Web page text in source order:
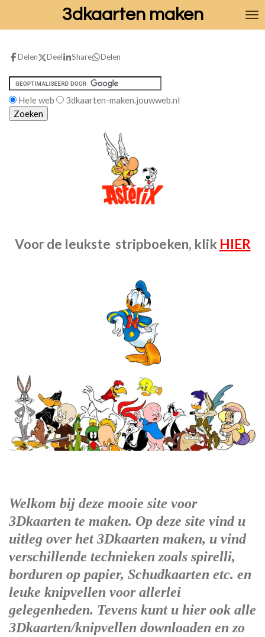
de
hoofdinhoud
3dkaarten maken
Delen Deel Share Delen
Hele web 3dkaarten-maken.jouwweb.nl
Voor de leukste stripboeken, klik HIER
Welkom bij deze mooie site voor
3Dkaarten te maken. Op deze site vind u
uitleg over het 3Dkaarten maken, u vind
verschillende technieken zoals spirelli,
borduren op papier, Schudkaarten etc. en
leuke knipvellen voor allerlei
gelegenheden. Tevens kunt u hier ook alle
3Dkaarten/knipvellen downloaden en zo